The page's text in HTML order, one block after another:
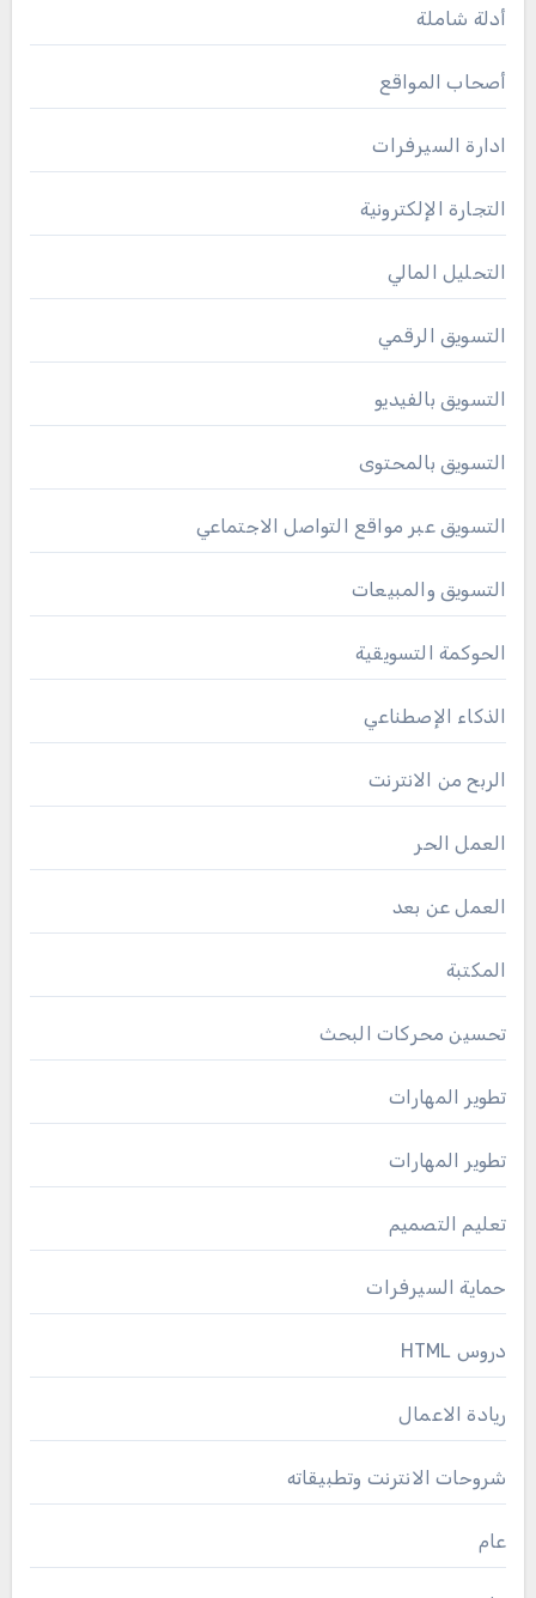
أدلة شاملة
أصحاب المواقع
ادارة السيرفرات
التجارة الإلكترونية
التحليل المالي
التسويق الرقمي
التسويق بالفيديو
التسويق بالمحتوى
التسويق عبر مواقع التواصل الاجتماعي
التسويق والمبيعات
الحوكمة التسويقية
الذكاء الإصطناعي
الربح من الانترنت
العمل الحر
العمل عن بعد
المكتبة
تحسين محركات البحث
تطوير المهارات
تطوير المهارات
تعليم التصميم
حماية السيرفرات
دروس HTML
ريادة الاعمال
شروحات الانترنت وتطبيقاته
عام